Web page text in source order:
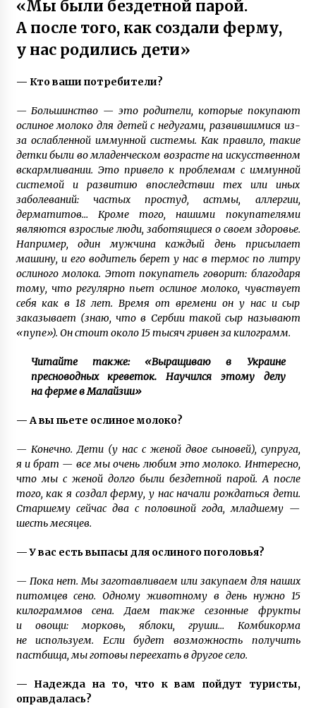
«Мы были бездетной парой.
А после того, как создали ферму,
у нас родились дети»
— Кто ваши потребители?
— Большинство — это родители, которые покупают
ослиное молоко для детей с недугами, развившимися из-
за ослабленной иммунной системы. Как правило, такие
детки были во младенческом возрасте на искусственном
вскармливании. Это привело к проблемам с иммунной
системой и развитию впоследствии тех или иных
заболеваний: частых простуд, астмы, аллергии,
дерматитов… Кроме того, нашими покупателями
являются взрослые люди, заботящиеся о своем здоровье.
Например, один мужчина каждый день присылает
машину, и его водитель берет у нас в термос по литру
ослиного молока. Этот покупатель говорит: благодаря
тому, что регулярно пьет ослиное молоко, чувствует
себя как в 18 лет. Время от времени он у нас и сыр
заказывает (знаю, что в Сербии такой сыр называют
«пупе»). Он стоит около 15 тысяч гривен за килограмм.
Читайте также: «Выращиваю в Украине
пресноводных креветок. Научился этому делу
на ферме в Малайзии»
— А вы пьете ослиное молоко?
— Конечно. Дети (у нас с женой двое сыновей), супруга,
я и брат — все мы очень любим это молоко. Интересно,
что мы с женой долго были бездетной парой. А после
того, как я создал ферму, у нас начали рождаться дети.
Старшему сейчас два с половиной года, младшему —
шесть месяцев.
— У вас есть выпасы для ослиного поголовья?
— Пока нет. Мы заготавливаем или закупаем для наших
питомцев сено. Одному животному в день нужно 15
килограммов сена. Даем также сезонные фрукты
и овощи: морковь, яблоки, груши… Комбикорма
не используем. Если будет возможность получить
пастбища, мы готовы переехать в другое село.
— Надежда на то, что к вам пойдут туристы,
оправдалась?